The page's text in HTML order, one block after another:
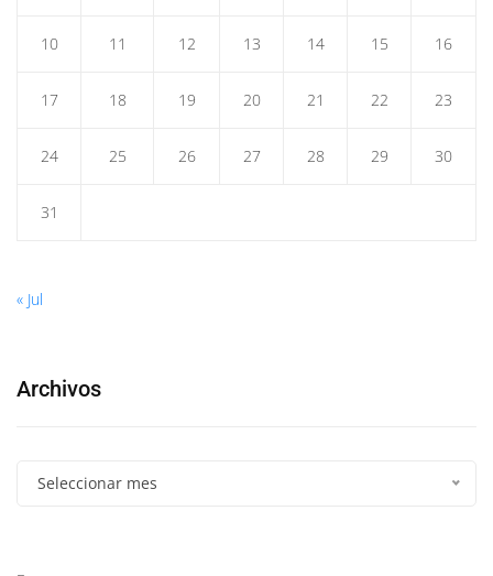
10 11 12 13 14 15 16
17 18 19 20 21 22 23
24 25 26 27 28 29 30
31
« Jul
Archivos
Seleccionar mes